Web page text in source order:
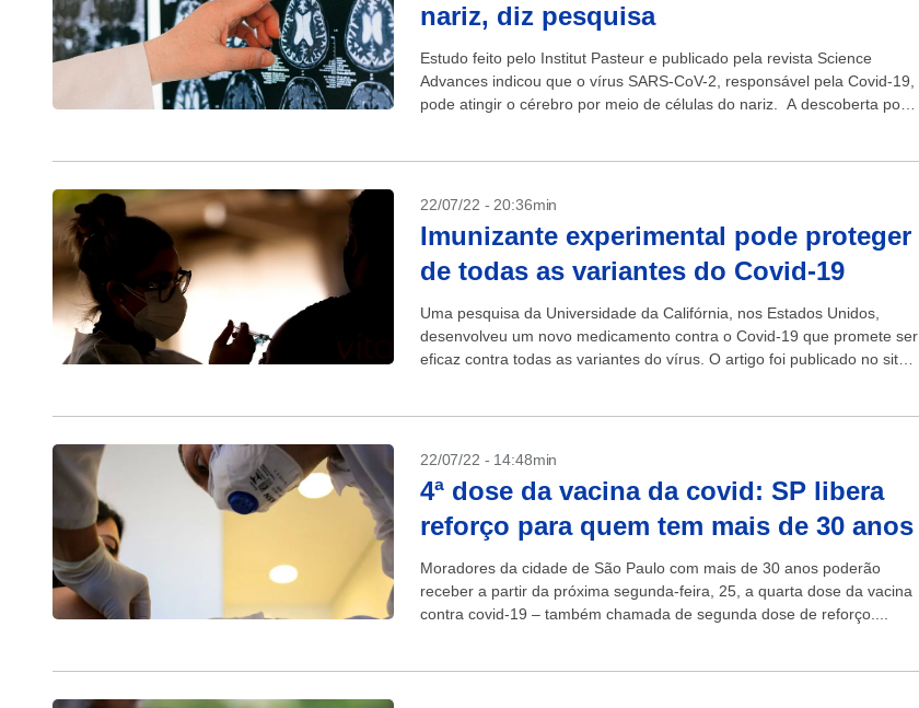
nariz, diz pesquisa
Estudo feito pelo Institut Pasteur e publicado pela revista Science
Advances indicou que o vírus SARS-CoV-2, responsável pela Covid-19,
pode atingir o cérebro por meio de células do nariz. A descoberta pode
22/07/22 - 20:36min
Imunizante experimental pode proteger
de todas as variantes do Covid-19
Uma pesquisa da Universidade da Califórnia, nos Estados Unidos,
desenvolveu um novo medicamento contra o Covid-19 que promete ser
eficaz contra todas as variantes do vírus. O artigo foi publicado no site
22/07/22 - 14:48min
4ª dose da vacina da covid: SP libera
reforço para quem tem mais de 30 anos
Moradores da cidade de São Paulo com mais de 30 anos poderão
receber a partir da próxima segunda-feira, 25, a quarta dose da vacina
contra covid-19 – também chamada de segunda dose de reforço....